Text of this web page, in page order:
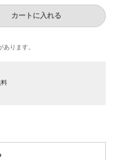
カートに入れる
ります。